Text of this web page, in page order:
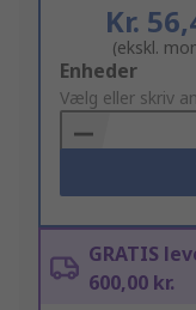
Kr.
(ekskl.
Add
to
Basket
Enheder
Vælg eller skriv
GRATIS
600,00 kr.